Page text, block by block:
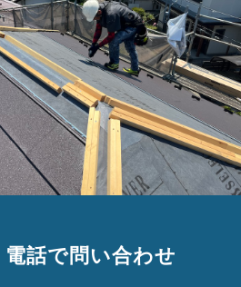
電話で問い合わせ